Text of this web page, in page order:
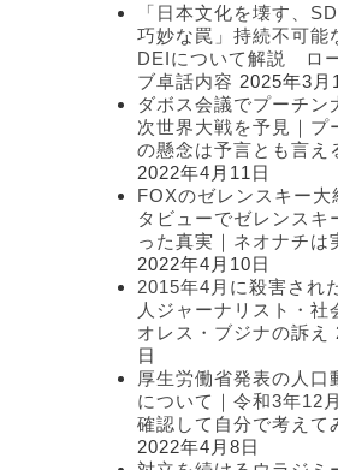
「日本文化を壊す、
巧妙な罠」持続不可能
DEIについて解説 ロ
ブ卓話内容 2025年3月
ダボス会議でプーチン
次世界大戦を予見｜プ
の懸念は予言とも言え
2022年4月11日
FOXのゼレンスキー大
タビューでゼレンスキ
った真実｜ネオナチは
2022年4月10日
2015年4月に殺害され
人ジャーナリスト・社
オレス・ブジナの訴え
日
厚生労働省発表の人口
について｜令和3年12
確認して自分で考えて
2022年4月8日